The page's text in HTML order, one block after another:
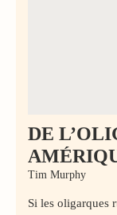
DE
Tim Murphy
Si les oligarques